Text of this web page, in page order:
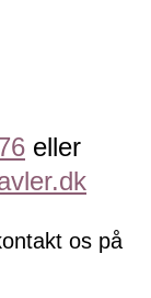
eller
os på